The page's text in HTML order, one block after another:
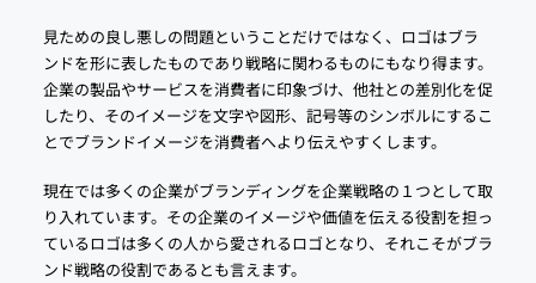
見ための良し悪しの問題ということだけではなく、ロゴはブラ
ンドを形に表したものであり戦略に関わるものにもなり得ます。
企業の製品やサービスを消費者に印象づけ、他社との差別化を促
したり、そのイメージを文字や図形、記号等のシンボルにするこ
とでブランドイメージを消費者へより伝えやすくします。
現在では多くの企業がブランディングを企業戦略の１つとして取
り入れています。その企業のイメージや価値を伝える役割を担っ
ているロゴは多くの人から愛されるロゴとなり、それこそがブラ
ンド戦略の役割であるとも言えます。